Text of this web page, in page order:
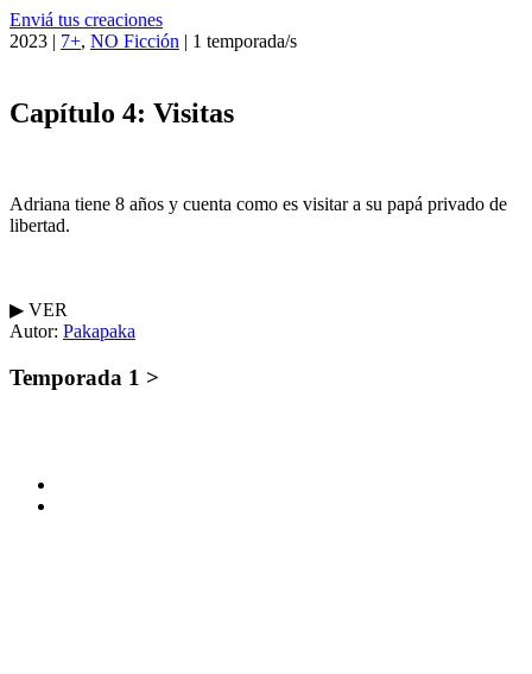
Enviá tus creaciones
2023 | 7+, NO Ficción | 1 temporada/s
Capítulo 4: Visitas
Adriana tiene 8 años y cuenta como es visitar a su papá privado de
libertad.
▶︎ VER
Autor: Pakapaka
Temporada 1 >